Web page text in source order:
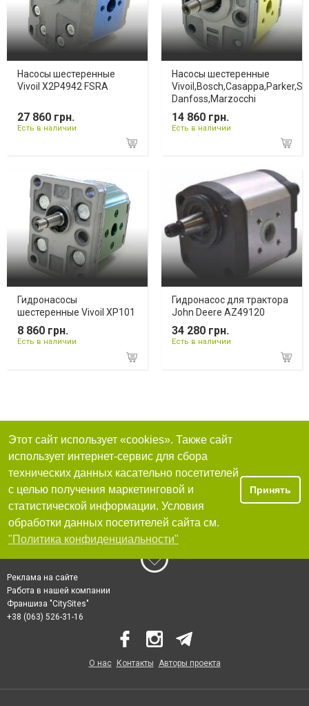
Насосы шестеренные
Vivoil X2P4942 FSRA
27 860 грн.
Есть в наличии
Насосы шестеренные
Danfoss,Marzocchi
14 860 грн.
Есть в наличии
Гидронасосы
шестеренные Vivoil XP101
8 860 грн.
Есть в наличии
Гидронасос для трактора
John Deere AZ49120
34 280 грн.
Есть в наличии
Этот сайт использует «cookies». Также сайт
использует интернет-сервис для сбора
технических данных касательно посетителей
с целью получения маркетинговой и
статистической информации. Условия
обработки данных посетителей сайта см.
"Политика конфиденциальности"
Принять
Реклама на сайте
Работа в нашей компании
Франшиза "CitySites"
+38 (063) 526-31-16
О нас Контакты Авторы проекта